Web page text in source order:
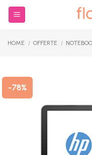
Salta
HOME / OFFERTE /
-78%